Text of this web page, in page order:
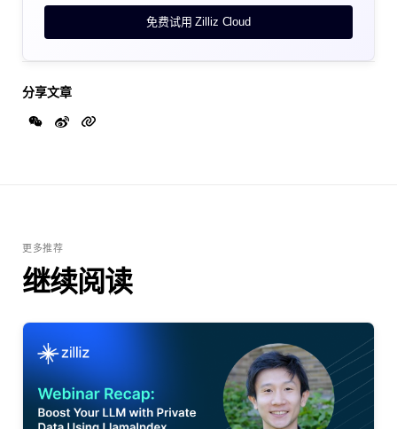
免费试用 Zilliz Cloud
分享文章
更多推荐
继续阅读